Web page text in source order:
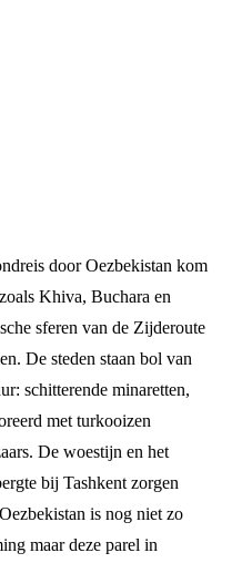
door Oezbekistan kom
Khiva, Buchara en
sferen van de Zijderoute
De steden staan bol van
schitterende minaretten,
met turkooizen
De woestijn en het
bij Tashkent zorgen
is nog niet zo
maar deze parel in